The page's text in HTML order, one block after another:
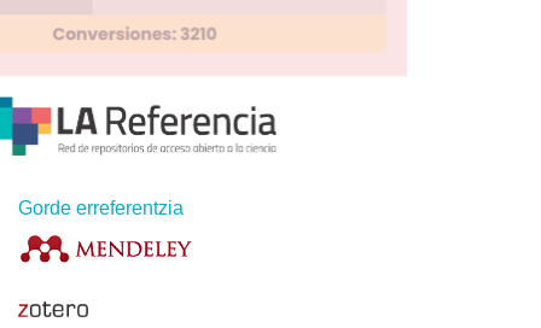
Gorde erreferentzia